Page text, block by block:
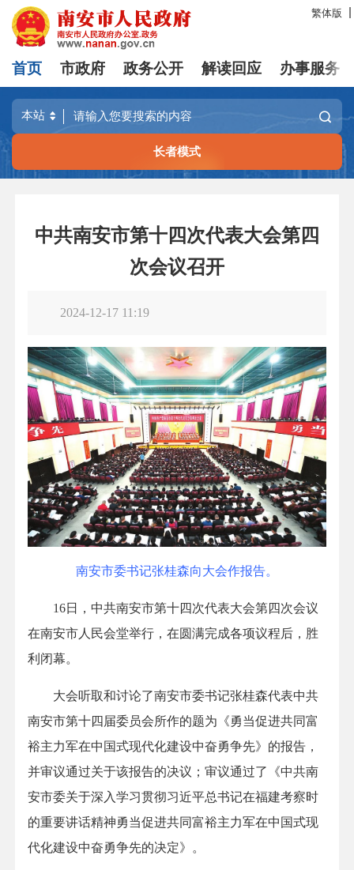
繁体版
首页 市政府 政务公开 解读回应 办事服务
长者模式
中共南安市第十四次代表大会第四
次会议召开
2024-12-17 11:19
南安市委书记张桂森向大会作报告。
16日，中共南安市第十四次代表大会第四次会议
在南安市人民会堂举行，在圆满完成各项议程后，胜
利闭幕。
大会听取和讨论了南安市委书记张桂森代表中共
南安市第十四届委员会所作的题为《勇当促进共同富
裕主力军在中国式现代化建设中奋勇争先》的报告，
并审议通过关于该报告的决议；审议通过了《中共南
安市委关于深入学习贯彻习近平总书记在福建考察时
的重要讲话精神勇当促进共同富裕主力军在中国式现
代化建设中奋勇争先的决定》。